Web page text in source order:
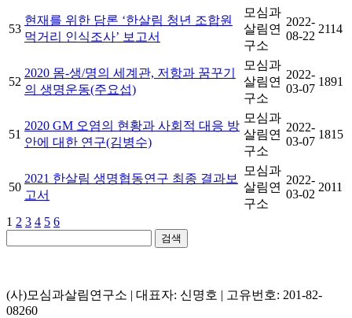
53
현재를 위한 담론 ‘한살림 청년 조합원
먹거리 인식조사’ 보고서
모심과
살림연
구소
2022-
08-22
2114
52
2020 몸-생/명의 세계관, 저항과 꿈꾸기
의 생명운동(주요섭)
모심과
살림연
구소
2022-
03-07
1891
51
2020 GM 오염의 현황과 사회적 대응 방
안에 대한 연구(김병수)
모심과
살림연
구소
2022-
03-07
1815
50
2021 한살림 생명협동연구 최종 결과보
고서
모심과
살림연
구소
2022-
03-02
2011
1 2 3 4 5 6
검색
(사)모심과살림연구소 | 대표자: 신명호 | 고유번호: 201-82-
08260